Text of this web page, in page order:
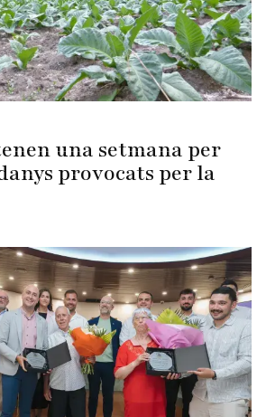
una setmana per
provocats per la